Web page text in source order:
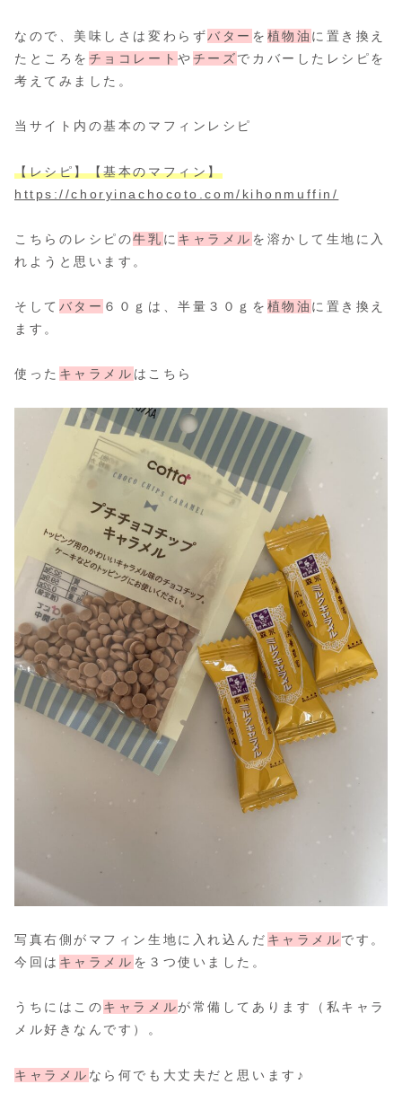
なので、美味しさは変わらずバター を 植物油 に置き換え
たところを チョコレートやチーズでカバーしたレシピを
考えてみました。
当サイト内の基本のマフィンレシピ
【レシピ】【基本のマフィン】
https://choryinachocoto.com/kihonmuffin/
こちらのレシピの牛乳 に キャラメル を溶かして生地に入
れようと思います。
そして バター ６０ｇは、半量３０ｇを 植物油 に置き換え
ます。
使った キャラメル はこちら
写真右側がマフィン生地に入れ込んだ キャラメルです。
今回は キャラメル を３つ使いました。
うちにはこのキャラメルが常備してあります（私キャラ
メル好きなんです）。
キャラメル なら何でも大丈夫だと思います♪